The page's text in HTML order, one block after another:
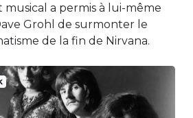
musical a permis à lui-même
Grohl de surmonter le
de la fin de Nirvana.